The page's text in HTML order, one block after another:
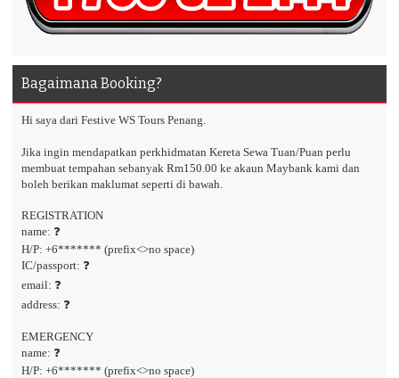
Bagaimana Booking?
Hi saya dari Festive WS Tours Penang.
Jika ingin mendapatkan perkhidmatan Kereta Sewa Tuan/Puan perlu
membuat tempahan sebanyak Rm150.00 ke akaun Maybank kami dan
boleh berikan maklumat seperti di bawah.
REGISTRATION
name: ❓
H/P: +6******* (prefix<>no space)
IC/passport: ❓
email: ❓
address: ❓
EMERGENCY
name: ❓
H/P: +6******* (prefix<>no space)